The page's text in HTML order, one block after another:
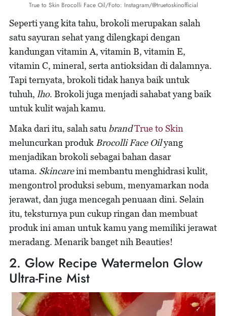
True to Skin Brocolli Face Oil/Foto: Instagram/@truetoskinofficial
Seperti yang kita tahu, brokoli merupakan salah
satu sayuran sehat yang dilengkapi dengan
kandungan vitamin A, vitamin B, vitamin E,
vitamin C, mineral, serta antioksidan di dalamnya.
Tapi ternyata, brokoli tidak hanya baik untuk
tuhuh, lho. Brokoli juga menjadi sahabat yang baik
untuk kulit wajah kamu.
Maka dari itu, salah satu brandTrue to Skin
meluncurkan produk Brocolli Face Oilyang
menjadikan brokoli sebagai bahan dasar
utama. Skincareini membantu menghidrasi kulit,
mengontrol produksi sebum, menyamarkan noda
jerawat, dan juga mencegah penuaan dini. Selain
itu, teksturnya pun cukup ringan dan membuat
produk ini aman untuk kamu yang memiliki jerawat
meradang. Menarik banget nih Beauties!
2. Glow Recipe Watermelon Glow
Ultra-Fine Mist